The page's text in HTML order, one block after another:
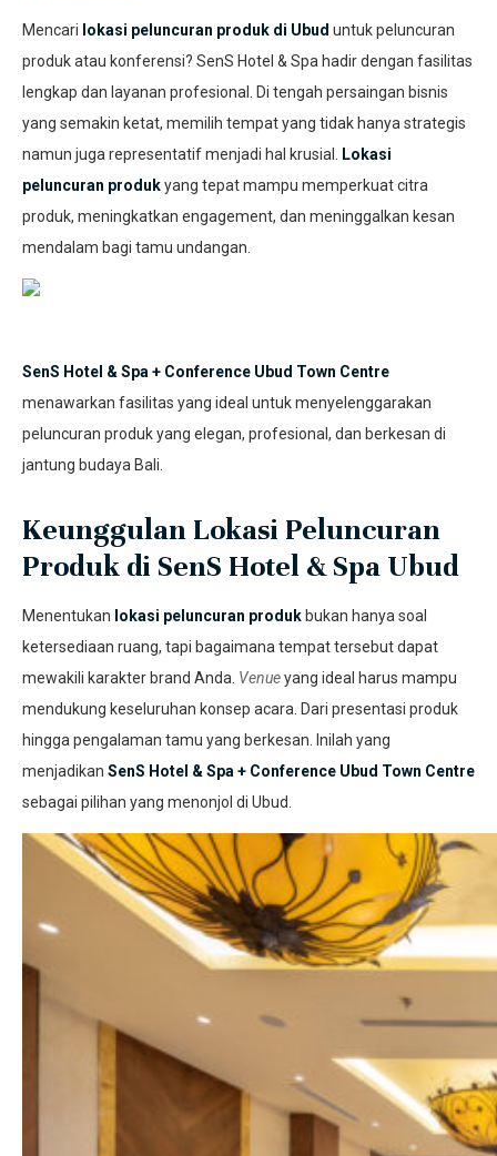
Mencari lokasi peluncuran produk di Ubud untuk peluncuran
produk atau konferensi? SenS Hotel & Spa hadir dengan fasilitas
lengkap dan layanan profesional. Di tengah persaingan bisnis
yang semakin ketat, memilih tempat yang tidak hanya strategis
namun juga representatif menjadi hal krusial. Lokasi
peluncuran produkyang tepat mampu memperkuat citra
produk, meningkatkan engagement, dan meninggalkan kesan
mendalam bagi tamu undangan.
SenS Hotel & Spa + Conference Ubud Town Centre
menawarkan fasilitas yang ideal untuk menyelenggarakan
peluncuran produk yang elegan, profesional, dan berkesan di
jantung budaya Bali.
Keunggulan Lokasi Peluncuran
Produk di SenS Hotel & Spa Ubud
Menentukan lokasi peluncuran produkbukan hanya soal
ketersediaan ruang, tapi bagaimana tempat tersebut dapat
mewakili karakter brand Anda. Venueyang ideal harus mampu
mendukung keseluruhan konsep acara. Dari presentasi produk
hingga pengalaman tamu yang berkesan. Inilah yang
menjadikan SenS Hotel & Spa + Conference Ubud Town Centre
sebagai pilihan yang menonjol di Ubud.